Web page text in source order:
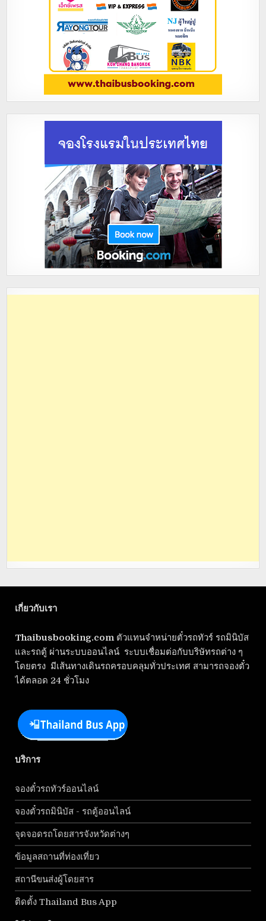
เกี่ยวกับเรา
Thaibusbooking.com ตัวแทนจำหน่ายตั๋วรถทัวร์ รถมินิบัส
และรถตู้ ผ่านระบบออนไลน์ ระบบเชื่อมต่อกับบริษัทรถต่าง ๆ
โดยตรง มีเส้นทางเดินรถครอบคลุมทั่วประเทศ สามารถจองตั๋ว
ได้ตลอด 24 ชั่วโมง
บริการ
จองตั๋วรถทัวร์ออนไลน์
จองตั๋วรถมินิบัส - รถตู้ออนไลน์
จุดจอดรถโดยสารจังหวัดต่างๆ
ข้อมูลสถานที่ท่องเที่ยว
สถานีขนส่งผู้โดยสาร
ติดตั้ง Thailand Bus App